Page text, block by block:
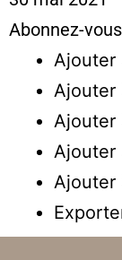
Abonnez-
Ajouter
Ajouter
Ajouter
Ajouter
Ajouter